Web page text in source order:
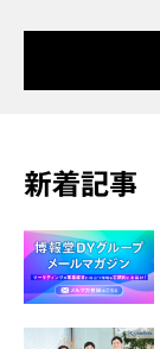
新着記事